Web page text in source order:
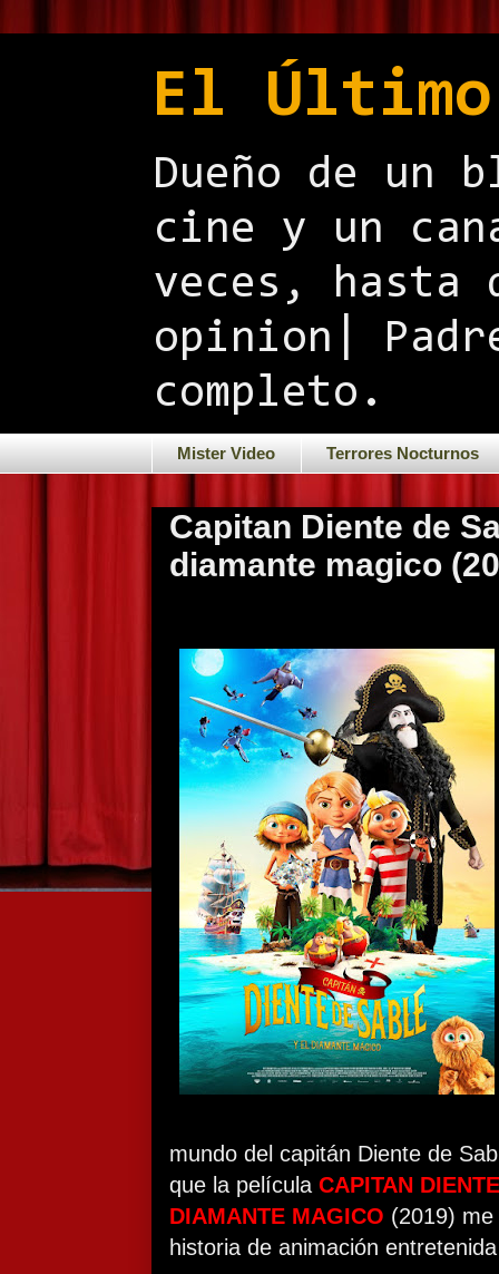
El
Dueño de un
cine y un
veces, hasta
opinion|
completo.
Mister Video Terrores Nocturnos
Capitan Diente de
diamante magico
mundo del capitán Diente de
que la película CAPITAN
DIAMANTE MAGICO (2019)
historia de animación